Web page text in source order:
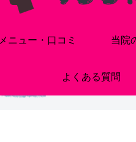
メニュー・口コミ 当院
よくある質問